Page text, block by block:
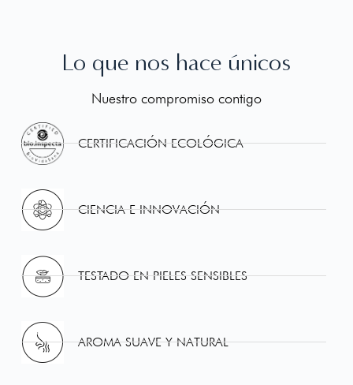
Lo que nos hace únicos
Nuestro compromiso contigo
CERTIFICACIÓN ECOLÓGICA
CIENCIA E INNOVACIÓN
TESTADO EN PIELES SENSIBLES
AROMA SUAVE Y NATURAL